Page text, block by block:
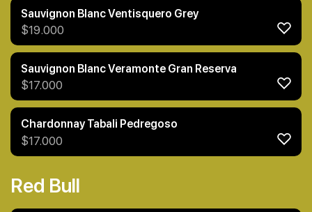
Sauvignon Blanc Ventisquero Grey
$19.000
Sauvignon Blanc Veramonte Gran Reserva
$17.000
Chardonnay Tabali Pedregoso
$17.000
Red Bull